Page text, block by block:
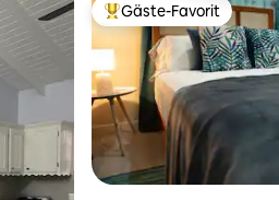
Beliebter Gäste-Favorit.
Gäste-Favorit